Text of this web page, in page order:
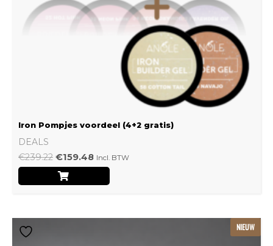
Iron Pompjes voordeel (4+2 gratis)
DEALS
€239.22 €159.48 Incl. BTW
NIEUW